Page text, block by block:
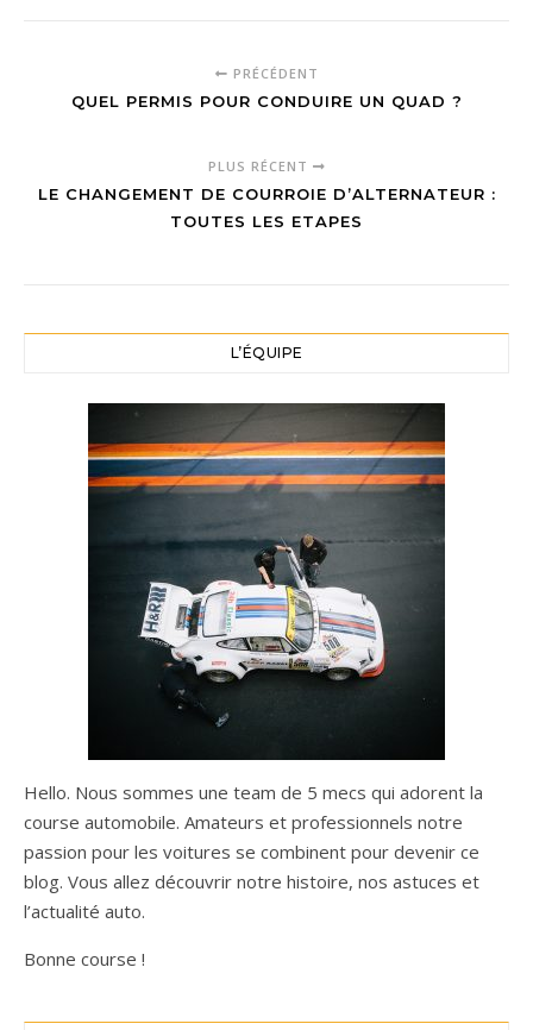
PRÉCÉDENT
QUEL PERMIS POUR CONDUIRE UN QUAD ?
PLUS RÉCENT
LE CHANGEMENT DE COURROIE D’ALTERNATEUR :
TOUTES LES ETAPES
L’ÉQUIPE
Hello. Nous sommes une team de 5 mecs qui adorent la
course automobile. Amateurs et professionnels notre
passion pour les voitures se combinent pour devenir ce
blog. Vous allez découvrir notre histoire, nos astuces et
l’actualité auto.
Bonne course !